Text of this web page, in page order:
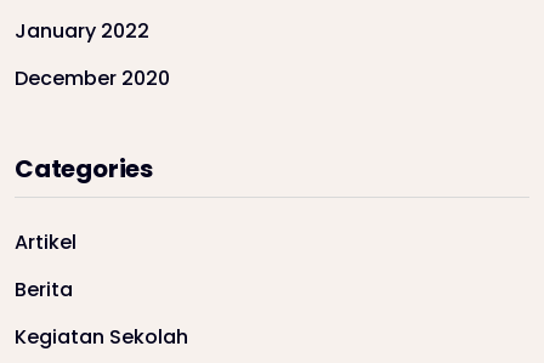
January 2022
December 2020
Categories
Artikel
Berita
Kegiatan Sekolah